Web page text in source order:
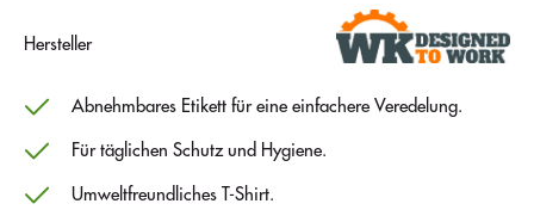
Hersteller
Abnehmbares Etikett für eine einfachere Veredelung.
Für täglichen Schutz und Hygiene.
Umweltfreundliches T-Shirt.